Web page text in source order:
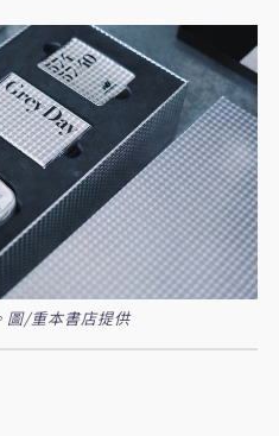
/重本書店提供